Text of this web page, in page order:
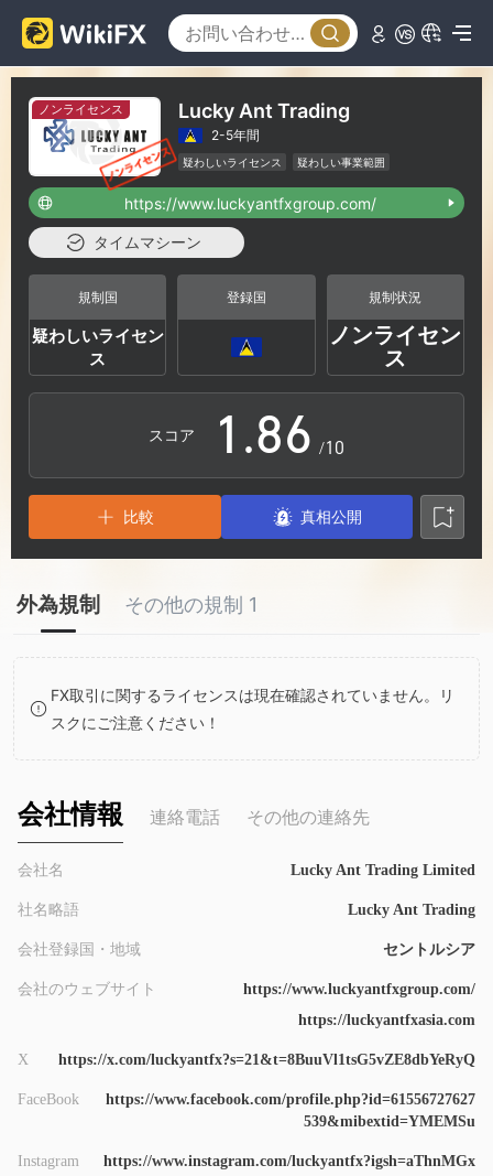
ノンライセンス Lucky Ant Trading
2-5年間
疑わしいライセンス
疑わしい事業範囲
ハイリスクレベル
https://www.luckyantfxgroup.com/
タイムマシーン
規制国
疑わしいライセン
ス
登録国 規制状況
ノンライセン
ス
スコア
0
1
2
3
4
5
6
7
.
2
3
4
6
7
8
9
0
1
2
4
5
6
7
8
/10
比較 真相公開
外為規制 その他の規制 1
FX取引に関するライセンスは現在確認されていません。リ
スクにご注意ください！
会社情報 連絡電話 その他の連絡先
会社名 Lucky Ant Trading Limited
社名略語 Lucky Ant Trading
会社登録国・地域 セントルシア
会社のウェブサイト
https://www.luckyantfxgroup.com/
https://luckyantfxasia.com
X https://x.com/luckyantfx?s=21&t=8BuuVl1tsG5vZE8dbYeRyQ
FaceBook
https://www.facebook.com/profile.php?id=61556727627
539&mibextid=YMEMSu
Instagram
https://www.instagram.com/luckyantfx?igsh=aThnMGx